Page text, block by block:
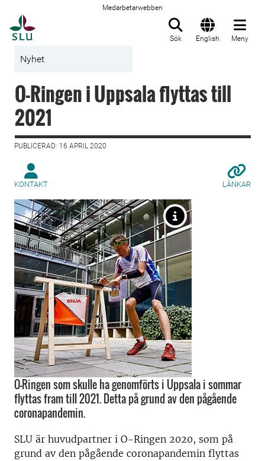
Medarbetarwebben
Sök English Meny
Nyhet
O-Ringen i Uppsala flyttas till
2021
PUBLICERAD: 16 APRIL 2020
KONTAKT LÄNKAR
O-Ringen som skulle ha genomförts i Uppsala i sommar
flyttas fram till 2021. Detta på grund av den pågående
coronapandemin.
SLU är huvudpartner i O-Ringen 2020, som på
grund av den pågående coronapandemin flyttas